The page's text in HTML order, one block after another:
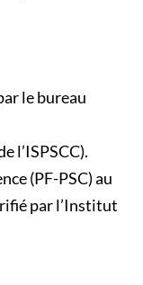
le bureau
l’ISPSCC).
(PF-PSC) au
par l’Institut